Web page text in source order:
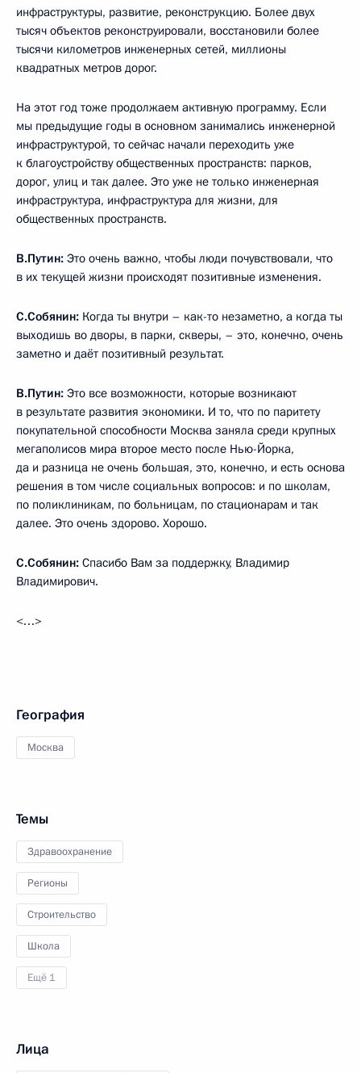
инфраструктуры, развитие, реконструкцию. Более двух
тысяч объектов реконструировали, восстановили более
тысячи километров инженерных сетей, миллионы
квадратных метров дорог.
На этот год тоже продолжаем активную программу. Если
мы предыдущие годы в основном занимались инженерной
инфраструктурой, то сейчас начали переходить уже
к благоустройству общественных пространств: парков,
дорог, улиц и так далее. Это уже не только инженерная
инфраструктура, инфраструктура для жизни, для
общественных пространств.
В.Путин: Это очень важно, чтобы люди почувствовали, что
в их текущей жизни происходят позитивные изменения.
С.Собянин: Когда ты внутри – как-то незаметно, а когда ты
выходишь во дворы, в парки, скверы, – это, конечно, очень
заметно и даёт позитивный результат.
В.Путин: Это все возможности, которые возникают
в результате развития экономики. И то, что по паритету
покупательной способности Москва заняла среди крупных
мегаполисов мира второе место после Нью-Йорка,
да и разница не очень большая, это, конечно, и есть основа
решения в том числе социальных вопросов: и по школам,
по поликлиникам, по больницам, по стационарам и так
далее. Это очень здорово. Хорошо.
С.Собянин: Спасибо Вам за поддержку, Владимир
Владимирович.
<…>
География
Москва
Темы
Здравоохранение
Регионы
Строительство
Школа
Ещё 1
Лица